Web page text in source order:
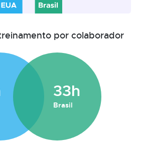
por colaborador
33h
Brasil